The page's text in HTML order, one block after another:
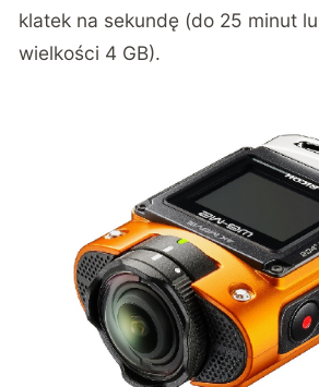
klatek na sekundę (do 25 minut
wielkości 4 GB).